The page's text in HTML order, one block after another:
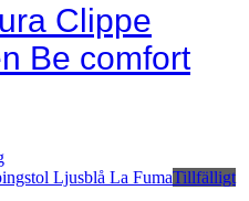
Clippe
Be comfort
Tillfälligt